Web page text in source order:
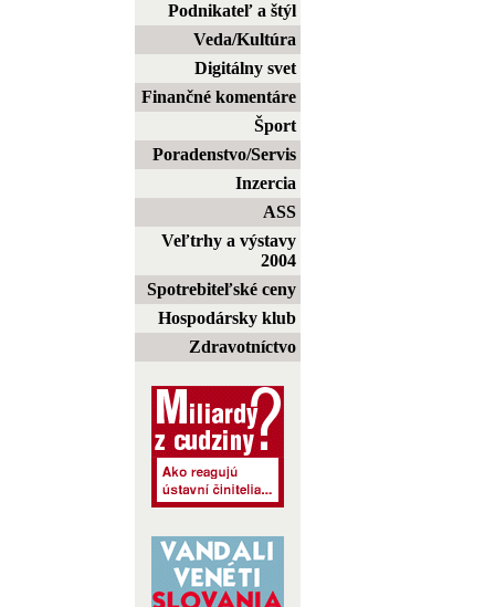
Podnikateľ a štýl
Veda/Kultúra
Digitálny svet
Finančné komentáre
Šport
Poradenstvo/Servis
Inzercia
ASS
Veľtrhy a výstavy
2004
Spotrebiteľské ceny
Hospodársky klub
Zdravotníctvo